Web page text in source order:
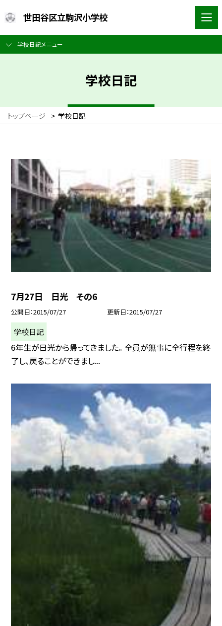
世田谷区立駒沢小学校
学校日記メニュー
学校日記
トップページ > 学校日記
7月27日 日光 その6
公開日 2015/07/27 更新日 2015/07/27
学校日記
6年生が日光から帰ってきました。 全員が無事に全行程を終
了し、戻ることができまし...